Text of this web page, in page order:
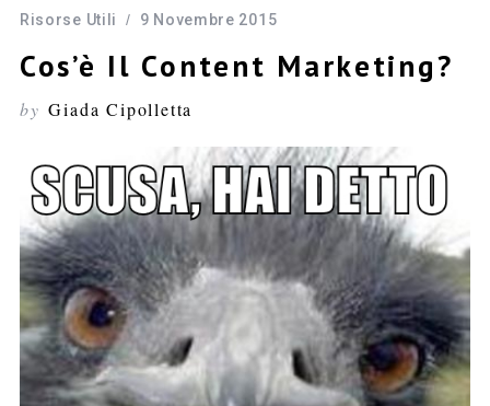
Risorse Utili 9 Novembre 2015
Cos’è Il Content Marketing?
by Giada Cipolletta